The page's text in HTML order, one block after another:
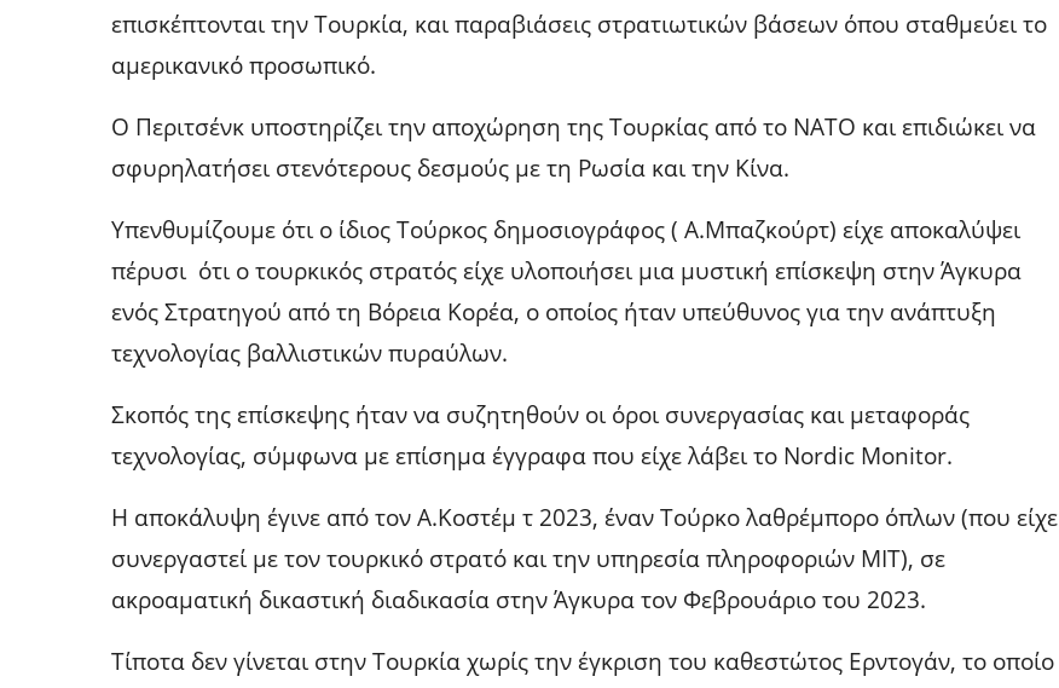
επισκέπτονται την Τουρκία, και παραβιάσεις στρατιωτικών βάσεων όπου σταθμεύει το
αμερικανικό προσωπικό.
Ο Περιτσένκ υποστηρίζει την αποχώρηση της Τουρκίας από το ΝΑΤΟ και επιδιώκει να
σφυρηλατήσει στενότερους δεσμούς με τη Ρωσία και την Κίνα.
Υπενθυμίζουμε ότι ο ίδιος Τούρκος δημοσιογράφος ( Α.Μπαζκούρτ) είχε αποκαλύψει
πέρυσι ότι ο τουρκικός στρατός είχε υλοποιήσει μια μυστική επίσκεψη στην Άγκυρα
ενός Στρατηγού από τη Βόρεια Κορέα, ο οποίος ήταν υπεύθυνος για την ανάπτυξη
τεχνολογίας βαλλιστικών πυραύλων.
Σκοπός της επίσκεψης ήταν να συζητηθούν οι όροι συνεργασίας και μεταφοράς
τεχνολογίας, σύμφωνα με επίσημα έγγραφα που είχε λάβει το Nordic Monitor.
Η αποκάλυψη έγινε από τον Α.Κοστέμ τ 2023, έναν Τούρκο λαθρέμπορο όπλων (που είχε
συνεργαστεί με τον τουρκικό στρατό και την υπηρεσία πληροφοριών ΜΙΤ), σε
ακροαματική δικαστική διαδικασία στην Άγκυρα τον Φεβρουάριο του 2023.
Τίποτα δεν γίνεται στην Τουρκία χωρίς την έγκριση του καθεστώτος Ερντογάν, το οποίο